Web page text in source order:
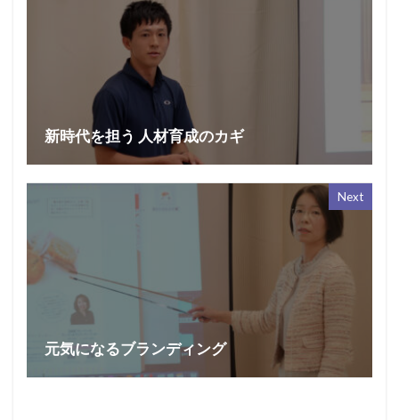
新時代を担う 人材育成のカギ
Next
元気になるブランディング